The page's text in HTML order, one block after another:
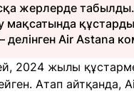
жерлерде
– делінген Air
2024 жылы
Атап айтқанда,